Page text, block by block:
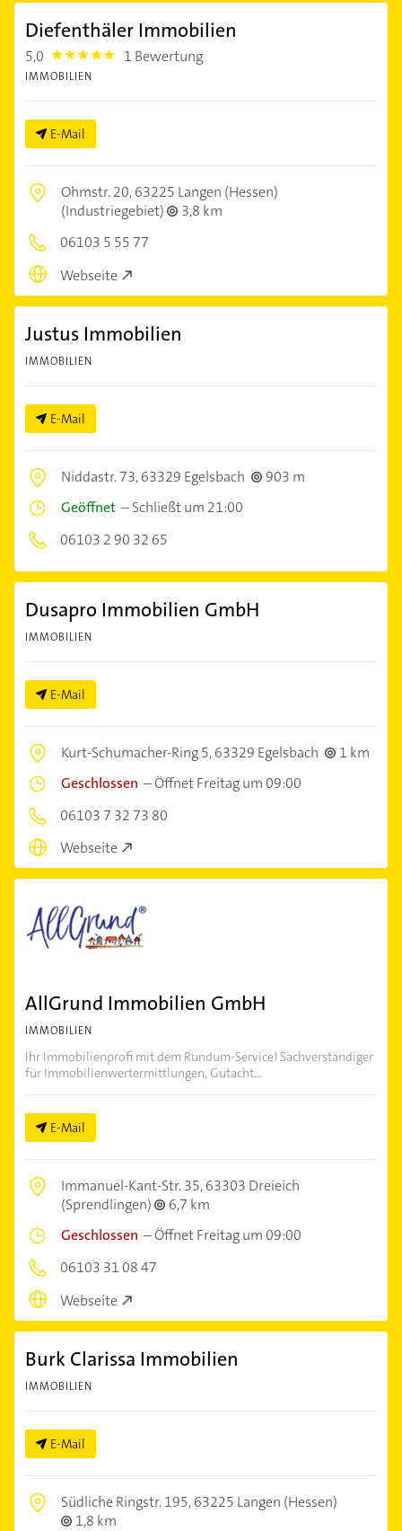
Diefenthäler Immobilien
5,0 5.0 1 Bewertung
IMMOBILIEN
E-Mail
Ohmstr. 20,63225 Langen (Hessen)
(Industriegebiet)
3,8 km
06103 5 55 77
Webseite
Justus Immobilien
IMMOBILIEN
E-Mail
Niddastr. 73,63329 Egelsbach
903 m
Geöffnet –Schließt um 21:00
06103 2 90 32 65
Dusapro Immobilien GmbH
IMMOBILIEN
E-Mail
Kurt-Schumacher-Ring 5,63329 Egelsbach
1 km
Geschlossen –Öffnet Freitag um 09:00
06103 7 32 73 80
Webseite
AllGrund Immobilien GmbH
IMMOBILIEN
Ihr Immobilienprofi mit dem Rundum-Service! Sachverständiger
für Immobilienwertermittlungen, Gutacht...
E-Mail
Immanuel-Kant-Str. 35,63303 Dreieich
(Sprendlingen)
6,7 km
Geschlossen –Öffnet Freitag um 09:00
06103 31 08 47
Webseite
Burk Clarissa Immobilien
IMMOBILIEN
E-Mail
Südliche Ringstr. 195,63225 Langen (Hessen)
1,8 km